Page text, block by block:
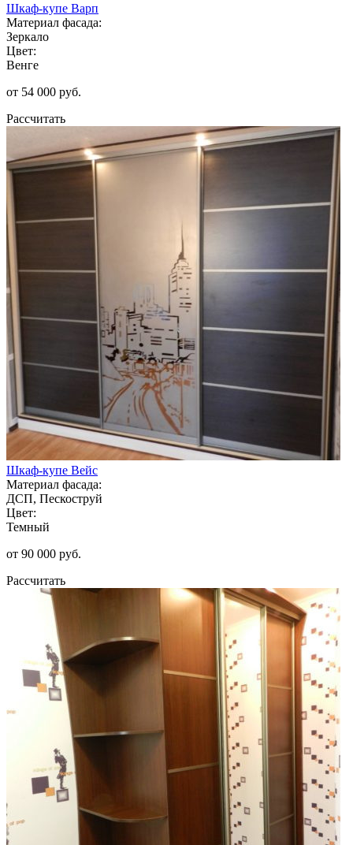
Шкаф-купе Варп
Материал фасада:
Зеркало
Цвет:
Венге
от 54 000 руб.
Рассчитать
Шкаф-купе Вейс
Материал фасада:
ДСП, Пескоструй
Цвет:
Темный
от 90 000 руб.
Рассчитать